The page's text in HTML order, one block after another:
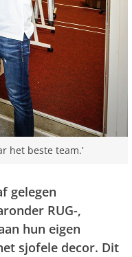
het beste team.’
gelegen
RUG-,
hun eigen
sjofele decor. Dit